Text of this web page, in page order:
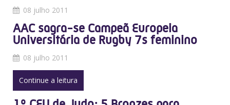
08 julho 2011
AAC sagra-se Campeã Europeia
Universitária de Rugby 7s feminino
08 julho 2011
Continue a leitura